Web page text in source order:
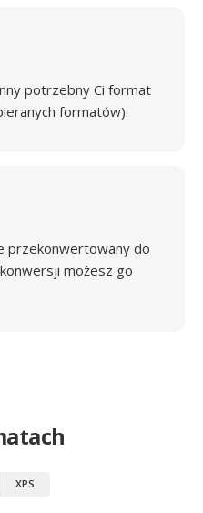
potrzebny Ci format
formatów).
przekonwertowany do
możesz go
XPS